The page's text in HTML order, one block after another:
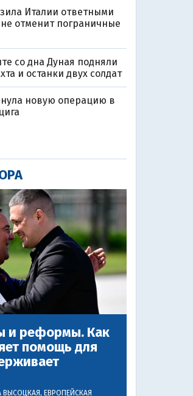
Италии ответными
отменит пограничные
со дна Дуная подняли
и останки двух солдат
новую операцию в
и реформы. Как
помощь для
ВЫСОЦКАЯ, ЕВРОПЕЙСКАЯ